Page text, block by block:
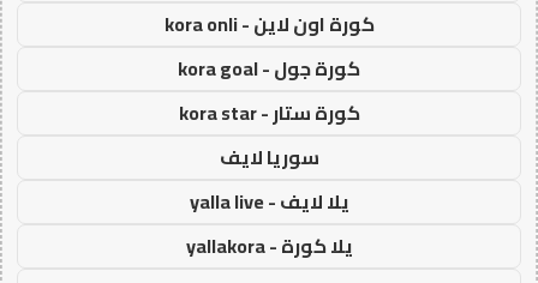
كورة اون لاين - kora onli
كورة جول - kora goal
كورة ستار - kora star
سوريا لايف
يلا لايف - yalla live
يلا كورة - yallakora